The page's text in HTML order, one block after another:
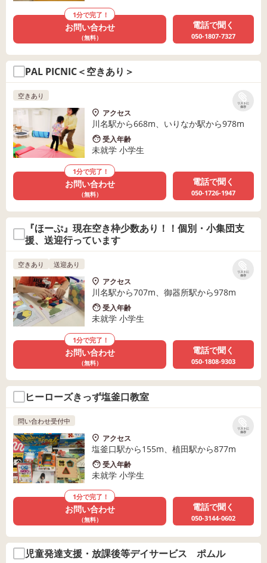
1分で完了！
お問い合わせ
（無料）
電話で聞く
050-1807-7327
PAL PICNIC＜空きあり＞
リストに
保存
空きあり
アクセス
川名駅から668m、いりなか駅から978m
受入年齢
未就学 小学生
1分で完了！
お問い合わせ
（無料）
電話で聞く
050-1726-1947
『ほーぷ』現在空き枠少数あり！！個別・小集団支
援、送迎行っています
リストに
保存
空きあり 送迎あり
アクセス
川名駅から707m、御器所駅から978m
受入年齢
未就学 小学生
1分で完了！
お問い合わせ
（無料）
電話で聞く
050-1808-9303
ヒーローズきっず塩釜口教室
リストに
保存
問い合わせ受付中
アクセス
塩釜口駅から155m、植田駅から877m
受入年齢
未就学 小学生
1分で完了！
お問い合わせ
（無料）
電話で聞く
050-3144-0602
児童発達支援・放課後等デイサービス ポムル